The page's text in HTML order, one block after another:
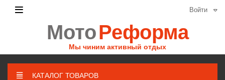
Войти
МотоРеформа
Мы чиним активный отдых
КАТАЛОГ ТОВАРОВ